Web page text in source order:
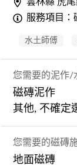
服務項目：
水土師傅
您需要的泥作/
磁磚泥作
其他, 不確定
您需要的磁磚
地面磁磚